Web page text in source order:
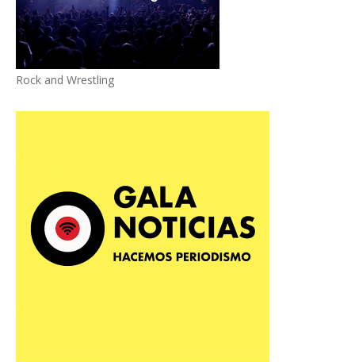
Rock and Wrestling